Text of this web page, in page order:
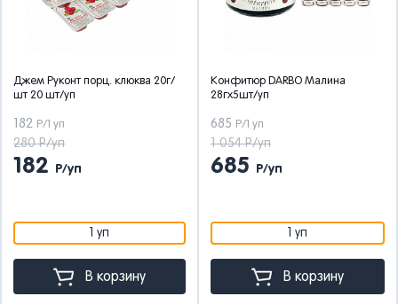
Джем Руконт порц. клюква 20г/
шт 20 шт/уп
182 Р/1 уп
280 Р/уп
182 Р/уп
1 уп
В корзину
Конфитюр DARBO Малина
28гx5шт/уп
685 Р/1 уп
1 054 Р/уп
685 Р/уп
1 уп
В корзину